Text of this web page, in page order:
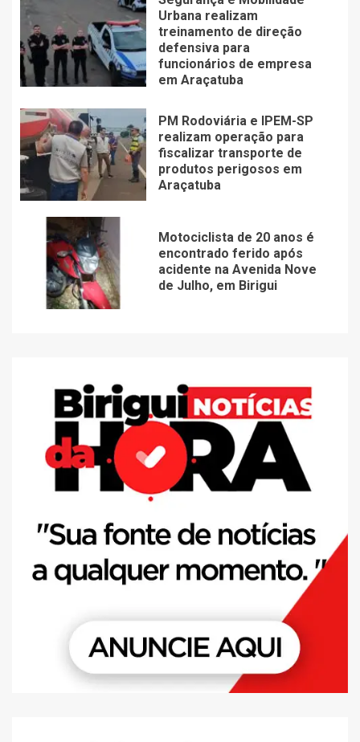
Urbana realizam
treinamento de direção
defensiva para
funcionários de empresa
em Araçatuba
PM Rodoviária e IPEM-SP
realizam operação para
fiscalizar transporte de
produtos perigosos em
Araçatuba
Motociclista de 20 anos é
encontrado ferido após
acidente na Avenida Nove
de Julho, em Birigui